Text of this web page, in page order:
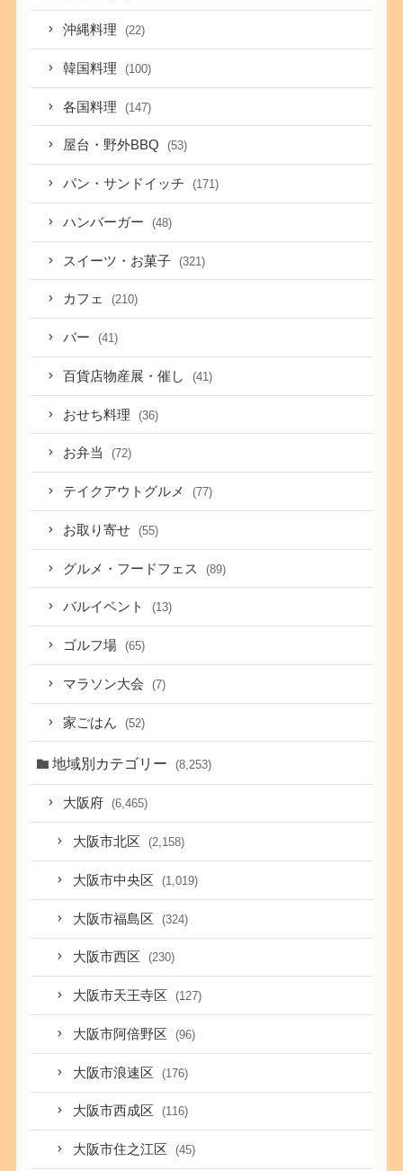
沖縄料理 (22)
韓国料理 (100)
各国料理 (147)
屋台・野外BBQ (53)
パン・サンドイッチ (171)
ハンバーガー (48)
スイーツ・お菓子 (321)
カフェ (210)
バー (41)
百貨店物産展・催し (41)
おせち料理 (36)
お弁当 (72)
テイクアウトグルメ (77)
お取り寄せ (55)
グルメ・フードフェス (89)
バルイベント (13)
ゴルフ場 (65)
マラソン大会 (7)
家ごはん (52)
地域別カテゴリー (8,253)
大阪府 (6,465)
大阪市北区 (2,158)
大阪市中央区 (1,019)
大阪市福島区 (324)
大阪市西区 (230)
大阪市天王寺区 (127)
大阪市阿倍野区 (96)
大阪市浪速区 (176)
大阪市西成区 (116)
大阪市住之江区 (45)